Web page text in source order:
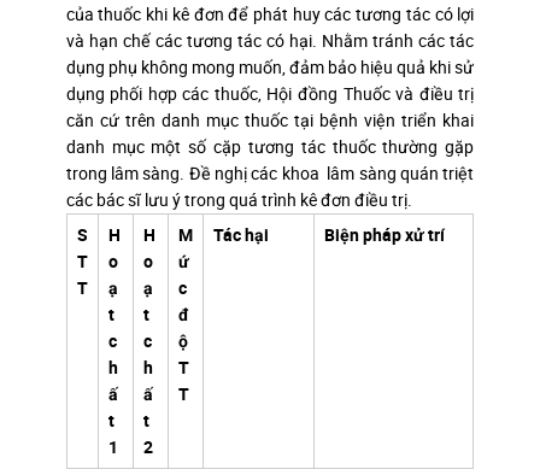
của thuốc khi kê đơn để phát huy các tương tác có lợi
và hạn chế các tương tác có hại. Nhằm tránh các tác
dụng phụ không mong muốn, đảm bảo hiệu quả khi sử
dụng phối hợp các thuốc, Hội đồng Thuốc và điều trị
căn cứ trên danh mục thuốc tại bệnh viện triển khai
danh mục một số cặp tương tác thuốc thường gặp
trong lâm sàng. Đề nghị các khoa lâm sàng quán triệt
các bác sĩ lưu ý trong quá trình kê đơn điều trị.
S
T
T
H
o
ạ
t
c
h
ấ
t
1
H
o
ạ
t
c
h
ấ
t
2
M
ứ
c
đ
ộ
T
T
Tác hại Biện pháp xử trí